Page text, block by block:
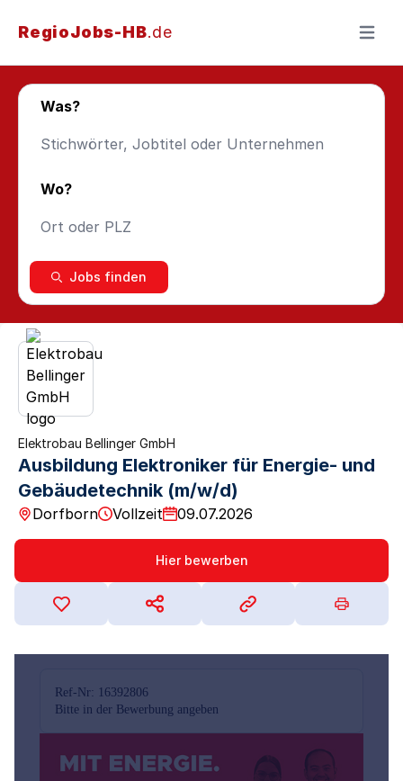
RegioJobs-HB.de Menü
Was?
Wo?
Jobs finden
Elektrobau Bellinger GmbH
Ausbildung Elektroniker für Energie- und
Gebäudetechnik (m/w/d)
Dorfborn Vollzeit 09.07.2026
Hier bewerben